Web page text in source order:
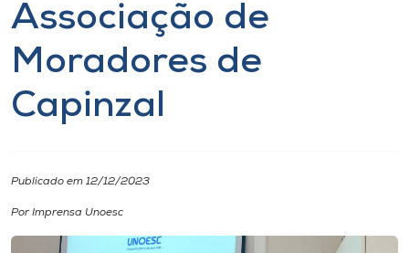
Unoesc
Internacionalização
Diplomados
Associação de
Moradores de
Capinzal
Publicado em 12/12/2023
Por Imprensa Unoesc